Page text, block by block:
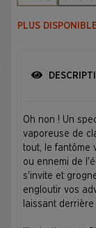
PLUS DISPONIBLE
Oh non ! Un
vaporeuse de
tout, le fantôme
ou ennemi de
s'invite et
engloutir vos
laissant